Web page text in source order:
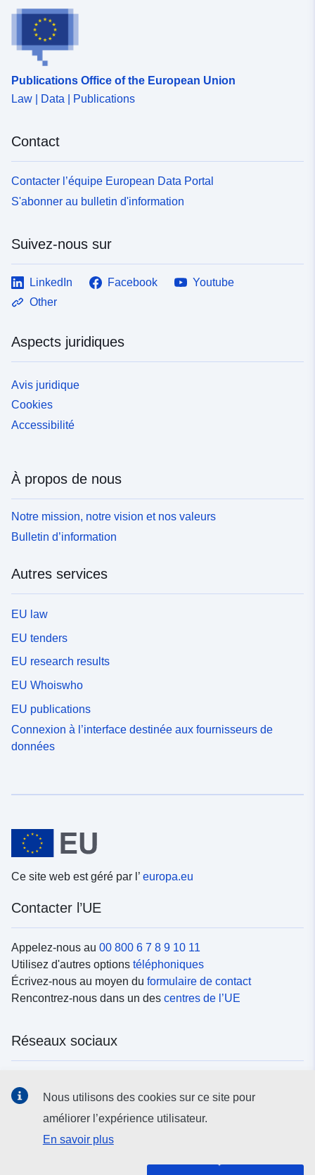
Publications Office of the European Union
Law | Data | Publications
Contact
Contacter l’équipe European Data Portal
S'abonner au bulletin d'information
Suivez-nous sur
LinkedIn Facebook
Youtube
Other
Aspects juridiques
Avis juridique
Cookies
Accessibilité
À propos de nous
Notre mission, notre vision et nos valeurs
Bulletin d’information
Autres services
EU law
EU tenders
EU research results
EU Whoiswho
EU publications
Connexion à l’interface destinée aux fournisseurs de
données
Ce site web est géré par l’ europa.eu
Contacter l’UE
Appelez-nous au 00 800 6 7 8 9 10 11
Utilisez d'autres options téléphoniques
Écrivez-nous au moyen du formulaire de contact
Rencontrez-nous dans un des centres de l’UE
Réseaux sociaux
Institutions et organes de l’UE
Nous utilisons des cookies sur ce site pour
améliorer l’expérience utilisateur.
En savoir plus